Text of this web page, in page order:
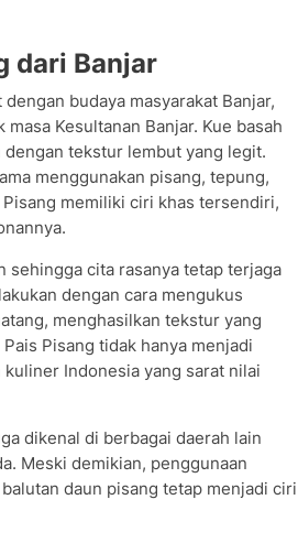
dari Banjar
budaya masyarakat Banjar,
Kesultanan Banjar. Kue basah
tekstur lembut yang legit.
menggunakan pisang, tepung,
memiliki ciri khas tersendiri,
sehingga cita rasanya tetap terjaga
dengan cara mengukus
menghasilkan tekstur yang
Pisang tidak hanya menjadi
Indonesia yang sarat nilai
dikenal di berbagai daerah lain
Meski demikian, penggunaan
daun pisang tetap menjadi ciri